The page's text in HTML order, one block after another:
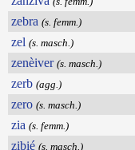
zebra (s. femm.)
zel (s. masch.)
zenèiver (s. masch.)
zerb (agg.)
zero (s. masch.)
zia (s. femm.)
zibié (s. masch.)